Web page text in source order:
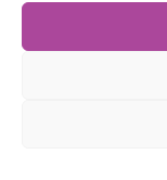
f. +31 (0)33 4721350